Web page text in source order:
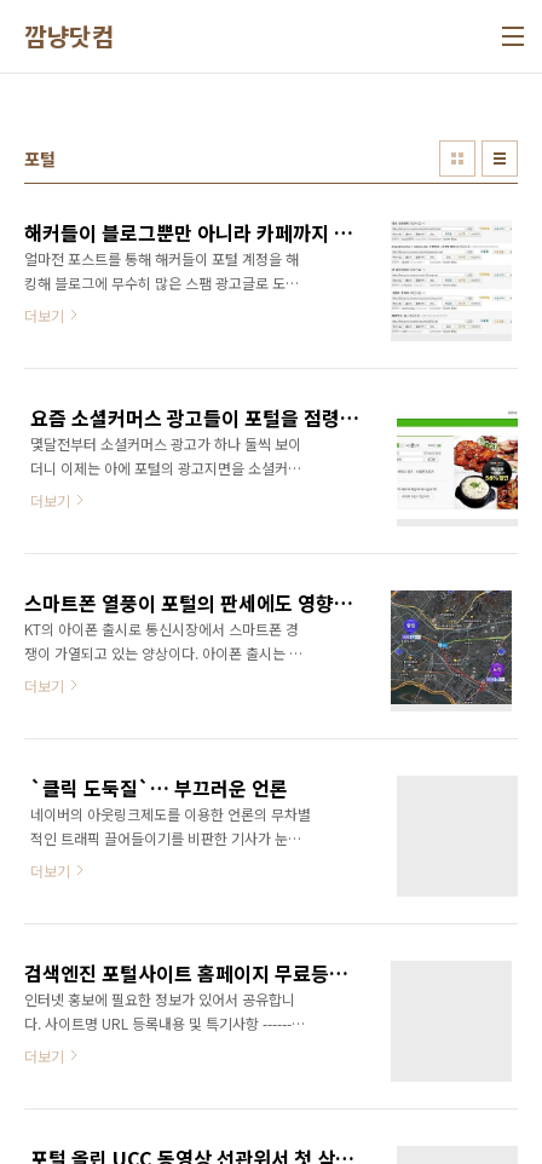
깜냥닷컴
포털
해커들이 블로그뿐만 아니라 카페까지 노리고 있다!
얼마전 포스트를 통해 해커들이 포털 계정을 해
킹해 블로그에 무수히 많은 스팸 광고글로 도배
하고 있다고 주의를 당부한 적이 있다. 관련글:
버 계정이 해킹을 당했고, 가입되어 있던 각종 카
페에 광고 스팸글이 도배가 되었다는 것이다. 문
제는 가입되어 있던 카페에서 강퇴를 당했다는
것이다. 어쩌면 당연한 일이다. 카페가 광고 스팸
도 마따한 일이다. 하지만 당사자는 아무 잘못없
되고 말았다. 지금은 그 명예를 회복하기 위해 수
많은 카페를 돌아다..
더보기
요즘 소셜커머스 광고들이 포털을 점령하고 있네~ 허허
몇달전부터 소셜커머스 광고가 하나 둘씩 보이
더니 이제는 아에 포털의 광고지면을 소셜커머
스 업체의 광고가 점령해버렸다. 여기 저기 온통
고에 돈이 안들어가고... 그러니 진입장벽이 낮을
거라 생각했는데... 이렇게 광고비로 돈이 많이
나간다는건 상품이 잘 팔리지 않는다는 것을 의
미하는 건 아닐까? 소셜커머스에 점점 거품이 끼
더보기
스마트폰 열풍이 포털의 판세에도 영향을 미칠까?
KT의 아이폰 출시로 통신시장에서 스마트폰 경
쟁이 가열되고 있는 양상이다. 아이폰 출시는 KT
에 밀렸지만 SKT의 반격도 만만치는 않을 것으
마트폰은 무선인터넷이 가능한 내손안의 똑똑한
컴퓨터이다. 말그대로 전화하고 문자메시지 주
고받는 기능은 기본이고, 거의 컴퓨터 작업을 하
는 수준의... 아주 똑똑한 휴대폰이라고 할 수 있
다. 그동한 대한민국은 초고속인터넷망이 전국
망은 취약한 상태였다. 하지만 스마트폰이 활성
로 보인다. 그렇기 때문에 스마트폰의 확산이 네
이버, 다음, 네이트 등의 ..
더보기
`클릭 도둑질`… 부끄러운 언론
네이버의 아웃링크제도를 이용한 언론의 무차별
적인 트래픽 끌어들이기를 비판한 기사가 눈길
을 끌어서 제공합니다. 감사합니다. 인터넷 포털
지고 있다. KBS `심야토론` 을 진행하는 시사평
론가 정관용박사는 지난 2일 `군 복무 가산점제
부활` 심야토론이 끝난뒤 `심야토론`이라는 단
어와 주요 출연자들의 이름이 줄줄이 검색어 상
이즈, 조선일보, 중앙일보, 매일경제, 한국일보,
개, 세 개씩이나 검색돼 나왔다. 제목이나 내용
더보기
검색엔진 포털사이트 홈페이지 무료등록 리스트
인터넷 홍보에 필요한 정보가 있어서 공유합니
다. 사이트명 URL 등록내용 및 특기사항 ---------
----------------------------------------------------------
더보기
포털 올린 UCC 동영상 선관위서 첫 삭제 조치